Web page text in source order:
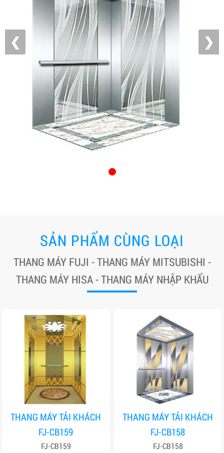
❮ ❯
SẢN PHẨM CÙNG LOẠI
THANG MÁY FUJI - THANG MÁY MITSUBISHI -
THANG MÁY HISA - THANG MÁY NHẬP KHẨU
THANG MÁY TẢI KHÁCH
FJ-CB159
FJ-CB159
THANG MÁY TẢI KHÁCH
FJ-CB158
FJ-CB158